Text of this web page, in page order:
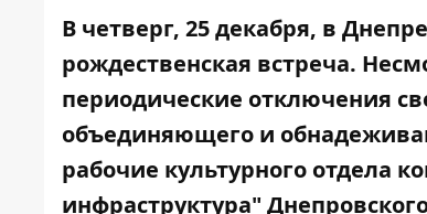
В четверг, 25 декабря, в
рождественская встреча.
периодические отключения
объединяющего и
рабочие культурного отдела
инфраструктура"